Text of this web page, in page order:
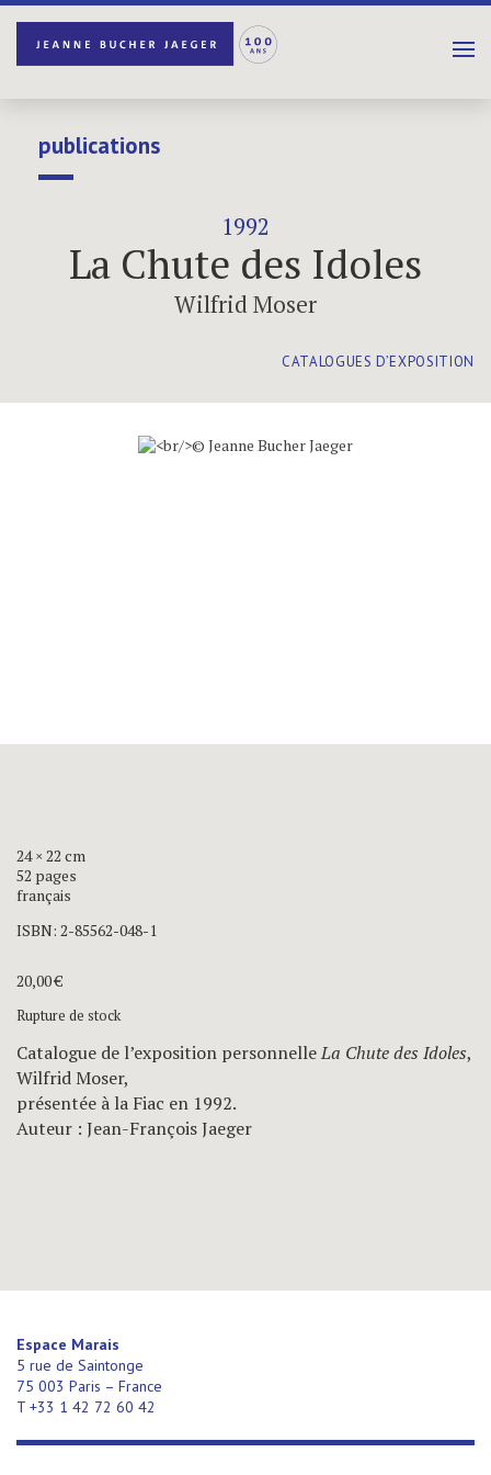
publications
1992
La Chute des Idoles
Wilfrid Moser
CATALOGUES D’EXPOSITION
24 × 22 cm
52 pages
français
ISBN: 2-85562-048-1
20,00€
Rupture de stock
Catalogue de l’exposition personnelleLa Chute des Idoles,
Wilfrid Moser,
présentée à la Fiac en 1992.
Auteur : Jean-François Jaeger
Espace Marais
5 rue de Saintonge
75 003 Paris – France
T +33 1 42 72 60 42